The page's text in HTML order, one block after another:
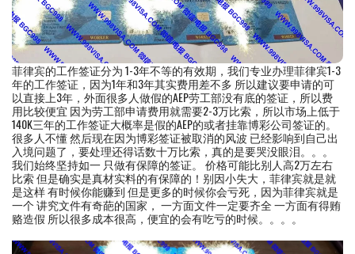
菲律宾的工作签证分为 1-3年不等的有效期，我们专业办理菲律宾1-3
年的工作签证，因为1年和3年其实费用差不多 所以建议要申请的可
以直接上3年，外面很多人做假的AEP劳工部没有底的签证，所以费
用比较便宜 因为劳工部申请费用就需要2-3万比索，所以市场上低于
140K三年的工作签证大概率是假的AEP的或者挂靠博彩公司签证的。
很多人不懂 然后现在因为博彩签证被取消的风波 已经影响到自己出
入境问题了，要处理还得话数十万比索，真的是要哭没眼泪。。。
我们始终坚持如一 只做有保障的签证。 价格可能比别人高2万左右
比索 但是确实是真材实料的有保障的！别因小失大，菲律宾就是就
是这样 有时候你能赚到 但是更多的时候你会亏死，因为菲律宾就是
一个 讲究文件有奇葩的国家， 一方面文件一定要齐全 一方面有得贿
赂造假 所以很多成本很高，便宜的会有吃亏的时候。。。。